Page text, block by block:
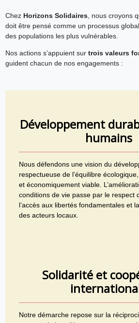
Chez Horizons Solidaires, nous croyons
doit être pensé comme un processus
des populations les plus vulnérables.
Nos actions s’appuient sur trois valeurs
guident chacun de nos engagements :
Développement
humains
Nous défendons une vision du
respectueuse de l’équilibre
et économiquement viable.
conditions de vie passe par le respect
l’accès aux libertés fondamentales et
des acteurs locaux.
Solidarité et
Notre démarche repose sur la